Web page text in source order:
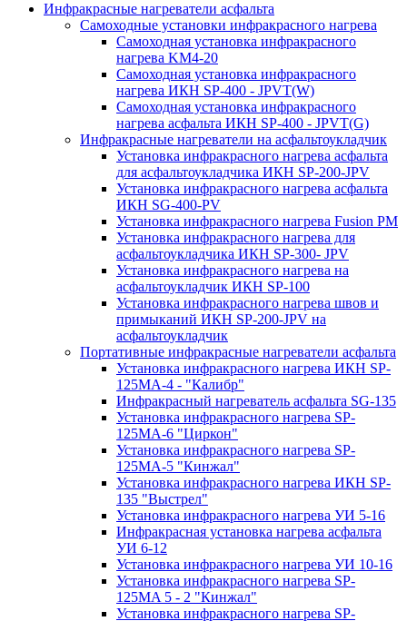
Инфракрасные нагреватели асфальта
Самоходные установки инфракрасного нагрева
Самоходная установка инфракрасного
нагрева KM4-20
Самоходная установка инфракрасного
нагрева ИКН SP-400 - JPVT(W)
Самоходная установка инфракрасного
нагрева асфальта ИКН SP-400 - JPVT(G)
Инфракрасные нагреватели на асфальтоукладчик
Установка инфракрасного нагрева асфальта
для асфальтоукладчика ИКН SP-200-JPV
Установка инфракрасного нагрева асфальта
ИКН SG-400-PV
Установка инфракрасного нагрева Fusion PM
Установка инфракрасного нагрева для
асфальтоукладчика ИКН SP-300- JPV
Установка инфракрасного нагрева на
асфальтоукладчик ИКН SP-100
Установка инфракрасного нагрева швов и
примыканий ИКН SP-200-JPV на
асфальтоукладчик
Портативные инфракрасные нагреватели асфальта
Установка инфракрасного нагрева ИКН SP-
125МA-4 - "Калибр"
Инфракрасный нагреватель асфальта SG-135
Установка инфракрасного нагрева SP-
125МA-6 "Циркон"
Установка инфракрасного нагрева SP-
125МA-5 "Кинжал"
Установка инфракрасного нагрева ИКН SP-
135 "Выстрел"
Установка инфракрасного нагрева УИ 5-16
Инфракрасная установка нагрева асфальта
УИ 6-12
Установка инфракрасного нагрева УИ 10-16
Установка инфракрасного нагрева SP-
125МA 5 - 2 "Кинжал"
Установка инфракрасного нагрева SP-